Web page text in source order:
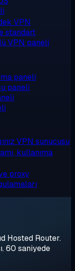
VPN
standart
VPN paneli
paneli
paneli
VPN sunucusu
kullanıma
proxy
Hosted Router.
60 saniyede